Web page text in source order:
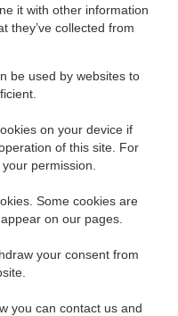
it with other information
they’ve collected from
be used by websites to
on your device if
of this site. For
permission.
Some cookies are
on our pages.
your consent from
you can contact us and